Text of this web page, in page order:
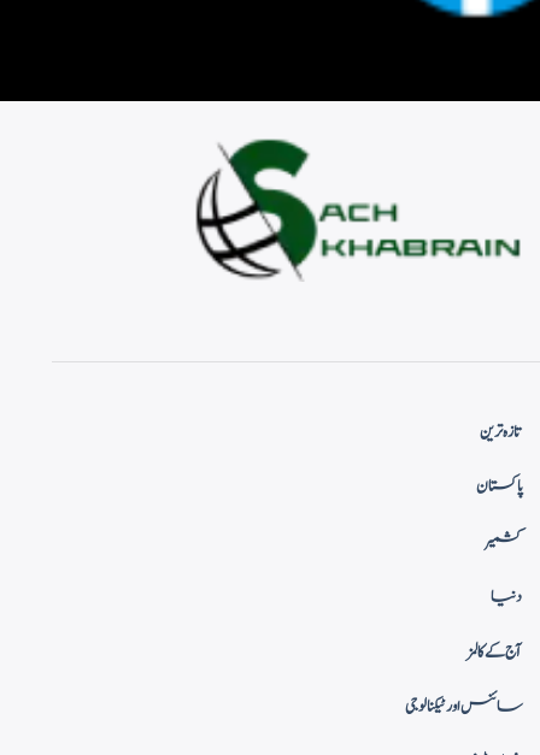
تازہ ترین
پاکستان
کشمیر
دنیا
آج کے کالمز
سائنس اور ٹیکنالوجی